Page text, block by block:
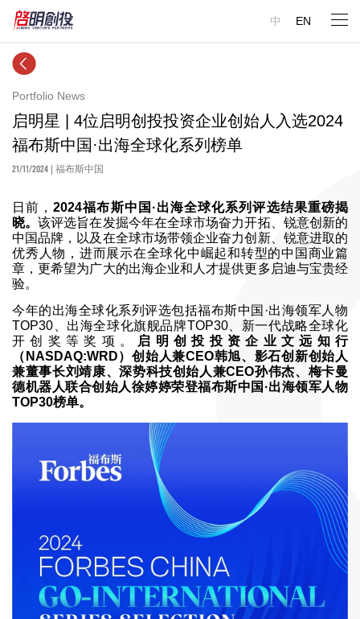
中 EN
Portfolio News
启明星 | 4位启明创投投资企业创始人入选2024
福布斯中国·出海全球化系列榜单
21/11/2024 | 福布斯中国
日前，2024福布斯中国·出海全球化系列评选结果重磅揭
晓。该评选旨在发掘今年在全球市场奋力开拓、锐意创新的
中国品牌，以及在全球市场带领企业奋力创新、锐意进取的
优秀人物，进而展示在全球化中崛起和转型的中国商业篇
章，更希望为广大的出海企业和人才提供更多启迪与宝贵经
验。
今年的出海全球化系列评选包括福布斯中国·出海领军人物
TOP30、出海全球化旗舰品牌TOP30、新一代战略全球化
开创奖等奖项。 启明创投投资企业文远知行
（NASDAQ:WRD）创始人兼CEO韩旭、影石创新创始人
兼董事长刘靖康、深势科技创始人兼CEO孙伟杰、梅卡曼
德机器人联合创始人徐婷婷荣登福布斯中国·出海领军人物
TOP30榜单。